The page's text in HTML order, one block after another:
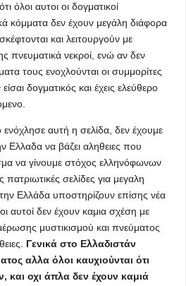
όλοι αυτοι οι δογματικοί
κόμματα δεν έχουν μεγάλη διάφορα
και λειτουργούν με
πνευματικά νεκροί, ενώ αν δεν
τους ενοχλούνται οι συμμορίτες
δογματικός και έχεις ελεύθερο
αυτή η σελίδα, δεν έχουμε
Ελλαδα να βάζει αληθειες που
να γίνουμε στόχος ελληνόφωνων
σελίδες για μεγαλη
Ελλάδα υποστηρίζουν επίσης νέα
αυτοί δεν έχουν καμια σχέση με
μυστικισμού και πνεύματος
Γενικά στο Ελλαδιστάν
αλλα όλοι καυχιούνται ότι
και οχι άπλα δεν έχουν καμιά